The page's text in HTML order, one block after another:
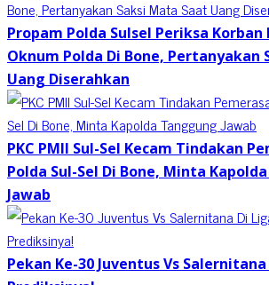
Propam Polda Sulsel Periksa Korban
Oknum Polda Di Bone, Pertanyakan
Uang Diserahkan
PKC PMII Sul-Sel Kecam Tindakan
Polda Sul-Sel Di Bone, Minta
Jawab
Pekan Ke-30 Juventus Vs